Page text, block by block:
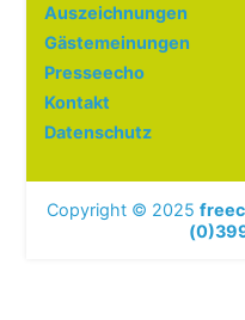
Auszeichnungen
Gästemeinungen
Presseecho
Kontakt
Datenschutz
Copyright © 2025